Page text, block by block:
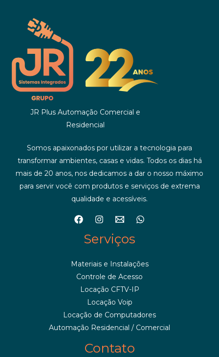
JR Plus Automação Comercial e
Residencial
Somos apaixonados por utilizar a tecnologia para
transformar ambientes, casas e vidas. Todos os dias há
mais de 20 anos, nos dedicamos a dar o nosso máximo
para servir você com produtos e serviços de extrema
qualidade e acessíveis.
Serviços
Materiais e Instalações
Controle de Acesso
Locação CFTV-IP
Locação Voip
Locação de Computadores
Automação Residencial / Comercial
Contato